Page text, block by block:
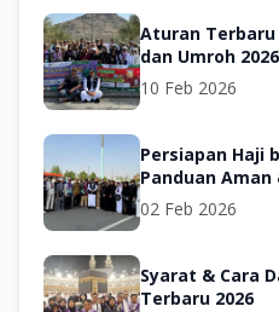
Aturan
dan Umroh 2026
10 Feb 2026
Persiapan Haji
Panduan Aman
02 Feb 2026
Syarat & Cara
Terbaru 2026